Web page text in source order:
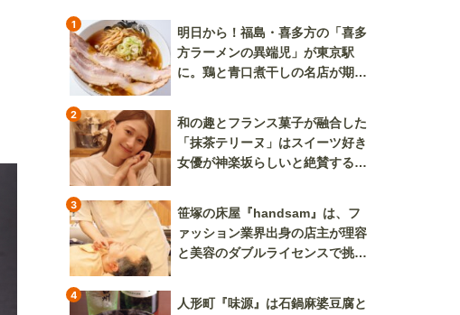
1
明日から！福島・喜多方の「喜多
方ラーメンの異端児」が東京駅
に。鶏と青口煮干しの名店が期間
2
和の趣とフランス菓子が融合した
「抹茶テリーヌ」はスイーツ好き
女優が神楽坂らしいと絶賛する逸
3
笹塚の床屋『handsam』は、フ
ァッション業界出身の店主が理容
と美容のダブルライセンスで挑む
4
人形町『味源』は石鍋麻婆豆腐と